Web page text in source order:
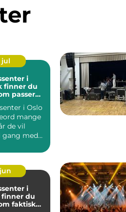
jul
i
finner du
passer
i Oslo
mange
de vil
gang med
i
finner du
faktisk